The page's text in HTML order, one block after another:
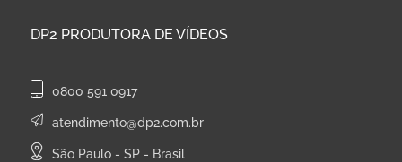
DP2 PRODUTORA DE VÍDEOS
0800 591 0917
atendimento@dp2.com.br
São Paulo - SP - Brasil